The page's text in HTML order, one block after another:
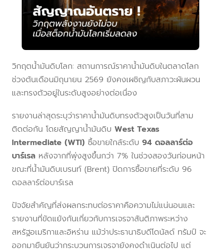
วิกฤตน้ำมันดิบโลก: สถานการณ์ราคาน้ำมันดิบในตลาดโลก
ช่วงต้นเดือนมิถุนายน 2569 ยังคงเผชิญกับสภาวะผันผวน
และทรงตัวอยู่ในระดับสูงอย่างต่อเนื่อง
รายงานล่าสุดระบุว่าราคาน้ำมันดิบทรงตัวสูงเป็นวันที่สาม
ติดต่อกัน โดยสัญญาน้ำมันดิบ West Texas
Intermediate (WTI) ซื้อขายใกล้ระดับ 94 ดอลลาร์ต่อ
บาร์เรล หลังจากที่พุ่งสูงขึ้นกว่า 7% ในช่วงสองวันก่อนหน้า
ขณะที่น้ำมันดิบเบรนท์ (Brent) ปิดการซื้อขายที่ระดับ 96
ดอลลาร์ต่อบาร์เรล
ปัจจัยสำคัญที่ส่งผลกระทบต่อราคาคือความไม่แน่นอนและ
รายงานที่ขัดแย้งกันเกี่ยวกับการเจรจาสันติภาพระหว่าง
สหรัฐอเมริกาและอิหร่าน แม้ว่าประธานาธิบดีโดนัลด์ ทรัมป์ จะ
ออกมายืนยันว่ากระบวนการเจรจายังคงดำเนินต่อไป แต่